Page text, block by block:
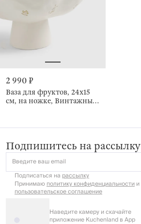
2 990 ₽
Ваза для фруктов, 24x15
см, на ножке, Винтажные
Подпишитесь на рассылку
Введите ваш email
Подписаться на рассылку
Принимаюполитику конфиденциальностии
пользовательское соглашение
Наведите камеру и скачайте
приложение Kuchenland в App